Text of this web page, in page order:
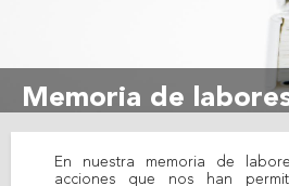
Memoria de
En nuestra memoria de
acciones que nos han